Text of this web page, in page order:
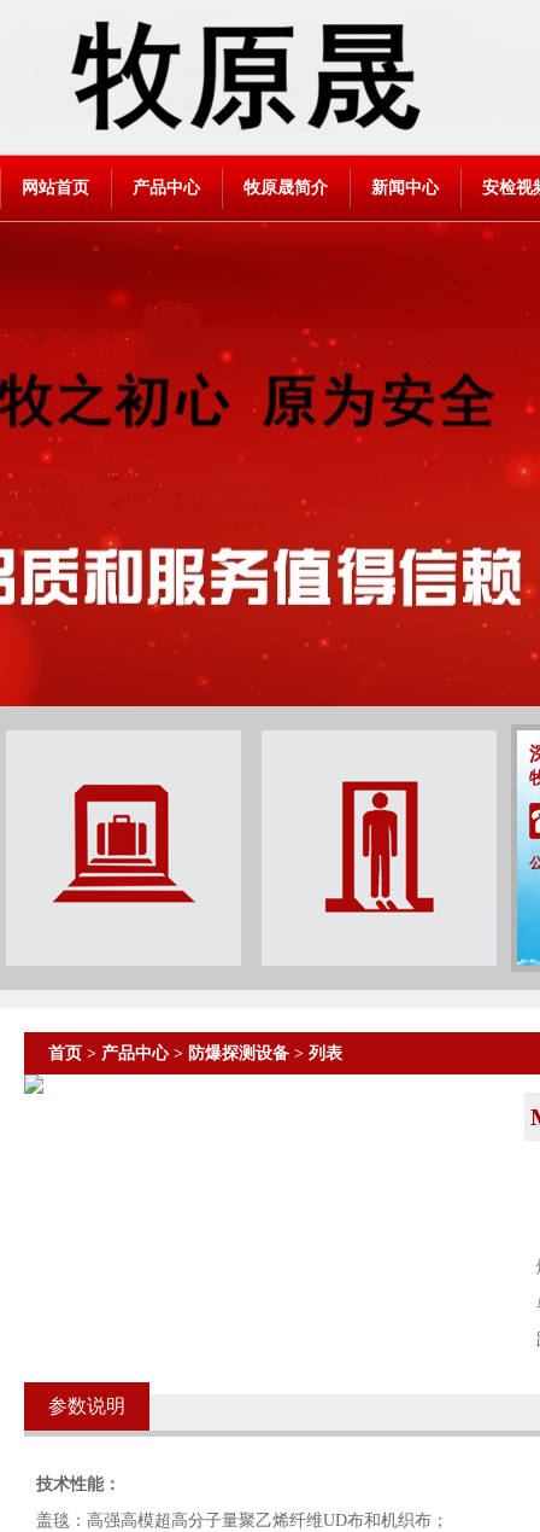
网站首页 产品中心 牧原晟简介 新闻中心 安检视
首页 > 产品中心> 防爆探测设备 > 列表
参数说明
技术性能：
盖毯：高强高模超高分子量聚乙烯纤维UD布和机织布；